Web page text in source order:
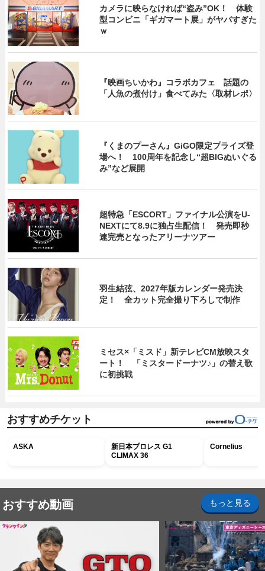
カメラに映らなければ“盗み”OK！ 体験
型コンビニ「ギガマート展」がヤバすぎた
ｗ
『映画ちいかわ』コラボカフェ 話題の
「人魚の煮付け」食べてみた〈取材レポ〉
『くまのプーさん』GiGO限定プライズ登
場へ！ 100周年を記念し“超BIGぬいぐる
み”など展開
超特急「ESCORT」ファイナル公演をU-
NEXTにて8.9に独占生配信！ 発売即秒
速完売となったアリーナツアー
羽生結弦、2027年版カレンダー発売決
定！ 全カット完全撮り下ろしで制作
ミセス×「ミスド」新テレビCM放映スタ
ート！ 「ミスタードーナツ♪」の替え歌
に初挑戦
おすすめチケット
ASKA
新日本プロレス G1
CLIMAX 36
Cornelius
おすすめ動画 もっと見る